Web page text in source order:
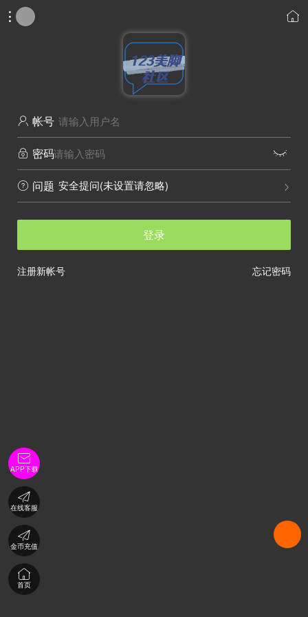
 
 帐号
 密码 
 问题 
安全提问(未设置请忽略)
登录
忘记密码
注册新帐号

APP下载

在线客服

金币充值

首页